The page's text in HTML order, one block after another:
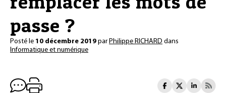
passe ?
Posté le 10 décembre 2019 parPhilippe RICHARD dans
Informatique et numérique